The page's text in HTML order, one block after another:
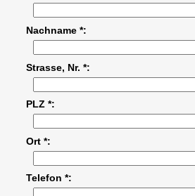
Nachname *
Strasse, Nr. *
PLZ *
Ort *
Telefon *